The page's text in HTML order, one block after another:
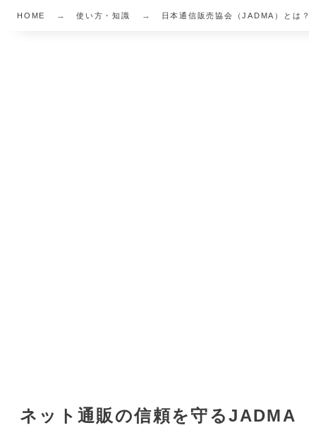
HOME 使い方・知識 日本通信販売協会（JADMA）とは？
ネット通販の信頼を守るJADMA